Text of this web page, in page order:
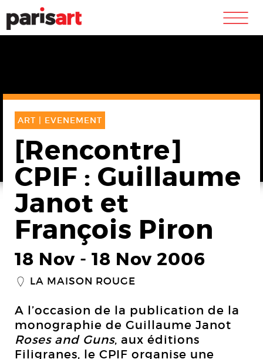
m
ART | EVENEMENT
[Rencontre]
CPIF : Guillaume
Janot et
François Piron
18 Nov - 18 Nov 2006
_ LA MAISON ROUGE
A l’occasion de la publication de la
monographie de Guillaume Janot
Roses and Guns, aux éditions
Filigranes, le CPIF organise une